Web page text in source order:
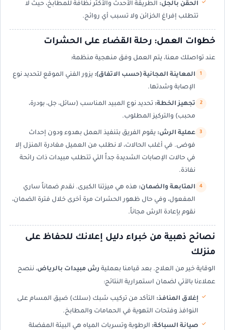
الحقن بالجل: الطريقة الأحدث والأكثر نظافة للمطابخ، حيث لا
تتطلب إفراغ الخزائن ولا تسبب أي روائح.
خطوات العمل: رحلة القضاء على الحشرات
عند تواصلك معنا، يتم العمل وفق منهجية منظمة:
المعاينة المجانية (حسب الاتفاق): يزور الفني الموقع لتحديد نوع
الإصابة وشدتها.
تجهيز الخطة: تحديد نوع المبيد المناسب (سائل، جل، بودرة،
محبب) والتركيز المطلوب.
عملية الرش: يقوم الفريق بتنفيذ العمل بهدوء ودون إحداث
فوضى. في أغلب الحالات، لا نطلب من العميل مغادرة المنزل إلا
في حالات الإصابات الشديدة جداً التي تتطلب مبيدات ذات رائحة
نفاذة.
المتابعة والضمان: هذه هي ميزتنا الكبرى. نقدم ضماناً ساري
المفعول، وفي حال ظهور الحشرات مرة أخرى خلال فترة الضمان،
نقوم بإعادة الرش مجاناً.
نصائح ذهبية من خبراء دليل إعلانك للحفاظ على
منزلك
الوقاية خير من العلاج. بعد قيامنا بعملية رش مبيدات بالرياض، ننصح
عملاءنا بالآتي لضمان استمرارية النتائج:
إغلاق المنافذ: التأكد من تركيب شبك (سلك) ضيق المسام على
النوافذ وفتحات التهوية في الحمامات والمطابخ.
صيانة السباكة: الرطوبة وتسربات المياه هي البيئة المفضلة